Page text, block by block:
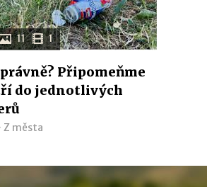
11 1
Připomeňme
do jednotlivých
Z města